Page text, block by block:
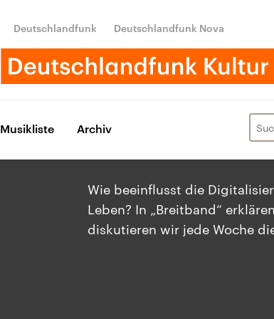
Deutschlandfunk Deutschlandfunk Nova
Musikliste Archiv
Wie beeinflusst die
Leben? In „Breitband“
diskutieren wir jede Woche